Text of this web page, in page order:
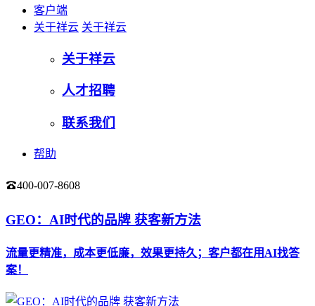
客户端
关于祥云 关于祥云
关于祥云
人才招聘
联系我们
帮助
400-007-8608
GEO：AI时代的品牌 获客新方法
流量更精准，成本更低廉，效果更持久；客户都在用AI找答
案！